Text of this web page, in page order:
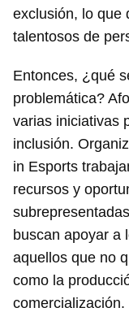
exclusión, lo que
talentosos de
Entonces, ¿qué
problemática?
varias iniciativas
inclusión.
in Esports
recursos y
buscan apoyar a
aquellos que no
como la
comercialización.